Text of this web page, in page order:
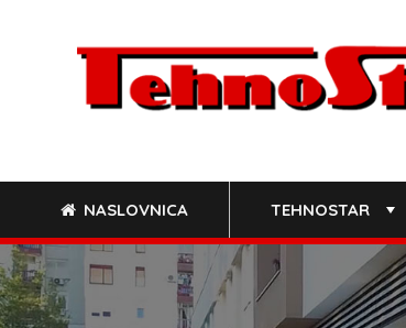
NASLOVNICA TEHNOSTAR